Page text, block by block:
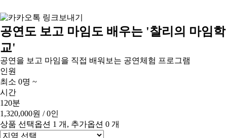
공연도 보고 마임도 배우는 '찰리의 마임학
교'
공연을 보고 마임을 직접 배워보는 공연체험 프로그램
인원
최소 0명 ~
시간
120분
1,320,000원 / 0인
상품 선택옵션 1 개, 추가옵션 0 개